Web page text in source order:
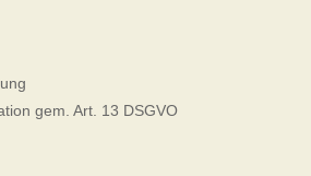
gem. Art. 13 DSGVO